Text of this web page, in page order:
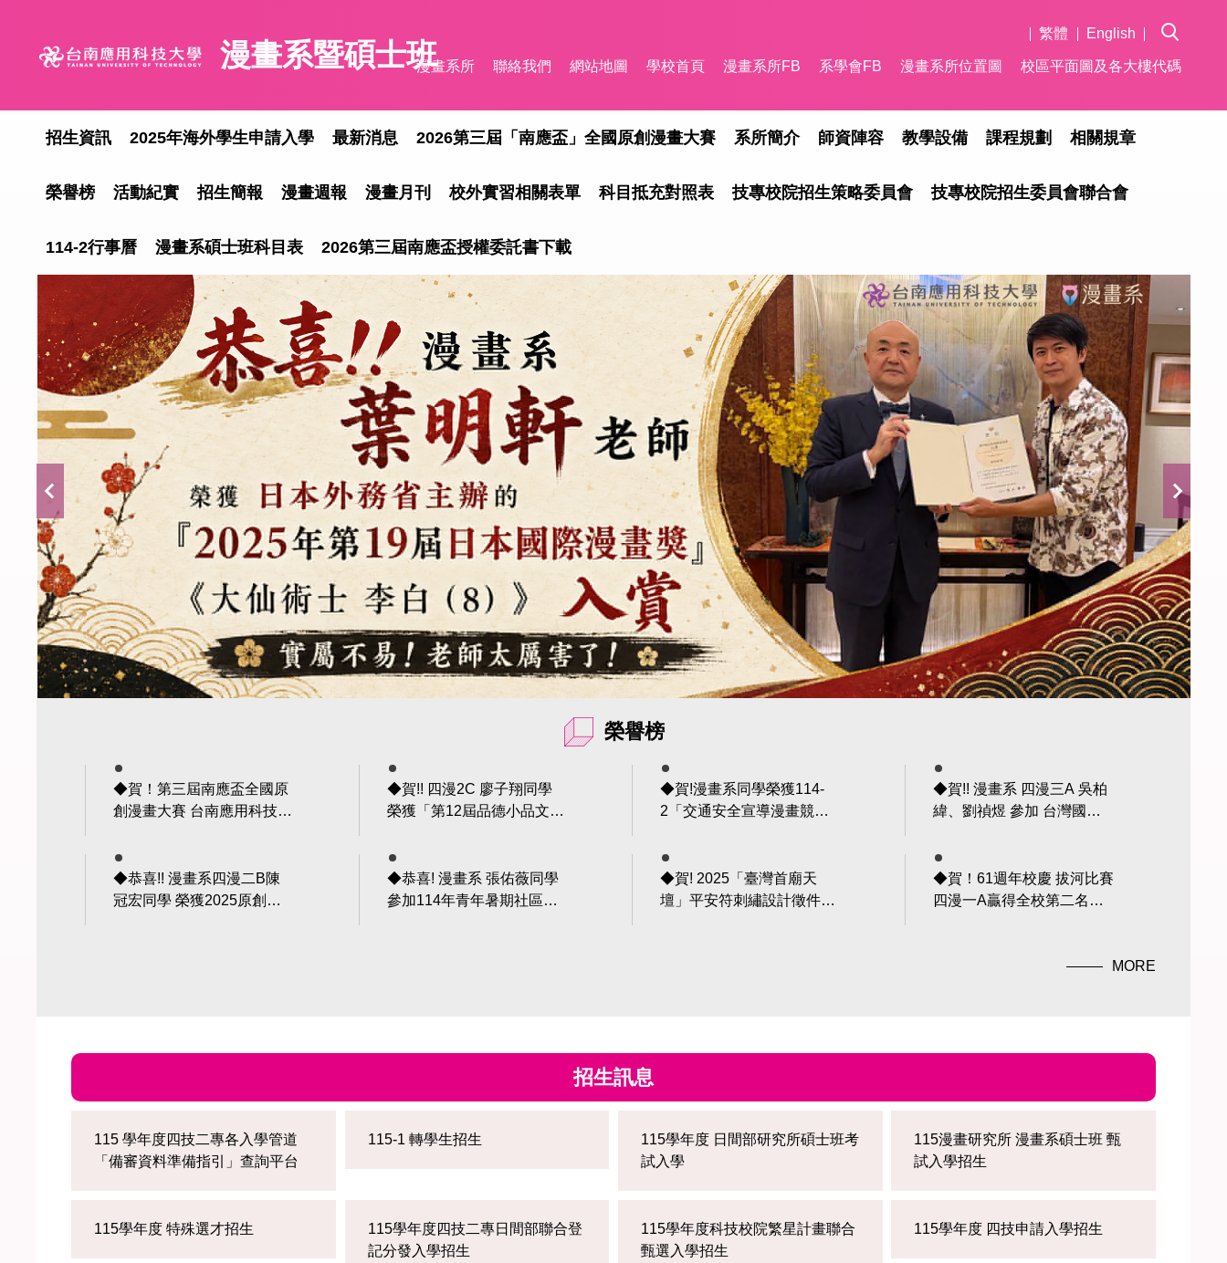
漫畫系暨碩士班
繁體 English
招生資訊 2025年海外學生申請入學 最新消息 2026第三屆「南應盃」全國原創漫畫大賽 系所簡介 師資陣容 教學設備 課程規劃 相關規章
榮譽榜 活動紀實 招生簡報 漫畫週報 漫畫月刊 校外實習相關表單 科目抵充對照表 技專校院招生策略委員會 技專校院招生委員會聯合會
114-2行事曆 漫畫系碩士班科目表 2026第三屆南應盃授權委託書下載
漫畫系所 聯絡我們 網站地圖 學校首頁 漫畫系所FB 系學會FB 漫畫系所位置圖 校區平面圖及各大樓代碼
榮譽榜
◆賀！第三屆南應盃全國原
創漫畫大賽 台南應用科技大
◆賀!! 四漫2C 廖子翔同學
榮獲「第12屆品德小品文」
◆賀!漫畫系同學榮獲114-
2「交通安全宣導漫畫競
◆賀!! 漫畫系 四漫三A 吳柏
緯、劉禎煜 參加 台灣國際
逸暨全國科幻盃聯賽 榮獲
原型組入圍
◆恭喜!! 漫畫系四漫二B陳
冠宏同學 榮獲2025原創手
◆恭喜! 漫畫系 張佑薇同學
參加114年青年暑期社區職
◆賀! 2025「臺灣首廟天
壇」平安符刺繡設計徵件比
◆賀！61週年校慶 拔河比賽
四漫一A贏得全校第二名，
MORE
招生訊息
115 學年度四技二專各入學管道
「備審資料準備指引」查詢平台
115-1 轉學生招生
115學年度 日間部研究所碩士班考
試入學
115漫畫研究所 漫畫系碩士班 甄
試入學招生
115學年度 特殊選才招生
115學年度四技二專日間部聯合登
記分發入學招生
115學年度科技校院繁星計畫聯合
甄選入學招生
115學年度 四技申請入學招生